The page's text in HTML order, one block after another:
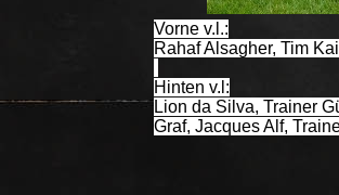
Vorne v.l.:
Rahaf Alsagher, Tim
Hinten v.l:
Lion da Silva, Trainer
Graf, Jacques Alf,